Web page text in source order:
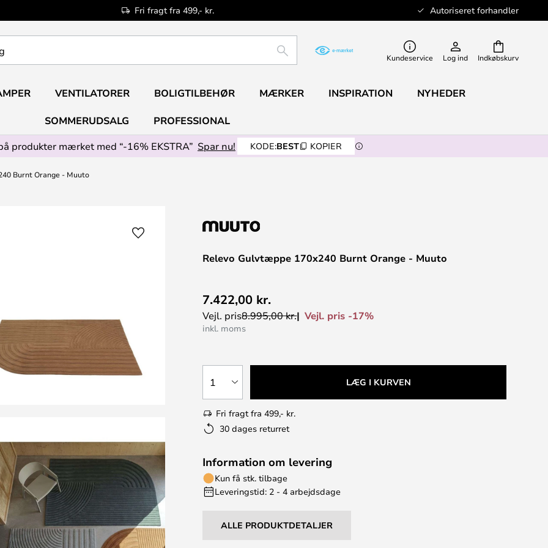
Fri fragt fra 499,- kr. Autoriseret forhandler
Indkøbskurv
SØG Kundeservice Log ind
VENTILATORER BOLIGTILBEHØR MÆRKER INSPIRATION NYHEDER
SOMMERUDSALG
PROFESSIONAL
produkter mærket med “-16% EKSTRA” Spar nu! KODE:BEST KOPIER
Burnt Orange - Muuto
Relevo Gulvtæppe 170x240 Burnt Orange - Muuto
7.422,00 kr.
Vejl. pris8.995,00 kr. Vejl. pris -17%
inkl. moms
1 LÆG I KURVEN
Fri fragt fra 499,- kr.
30 dages returret
Information om levering
Kun få stk. tilbage
Leveringstid: 2 - 4 arbejdsdage
ALLE PRODUKTDETALJER